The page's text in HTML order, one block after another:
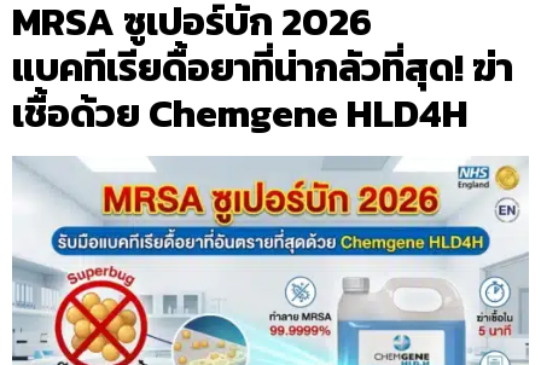
MRSA ซูเปอร์บัก 2026
แบคทีเรียดื้อยาที่น่ากลัวที่สุด! ฆ่า
เชื้อด้วย Chemgene HLD4H